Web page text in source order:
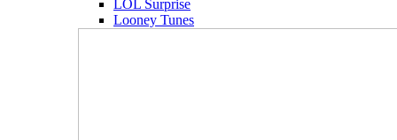
LOL Surprise
Looney Tunes